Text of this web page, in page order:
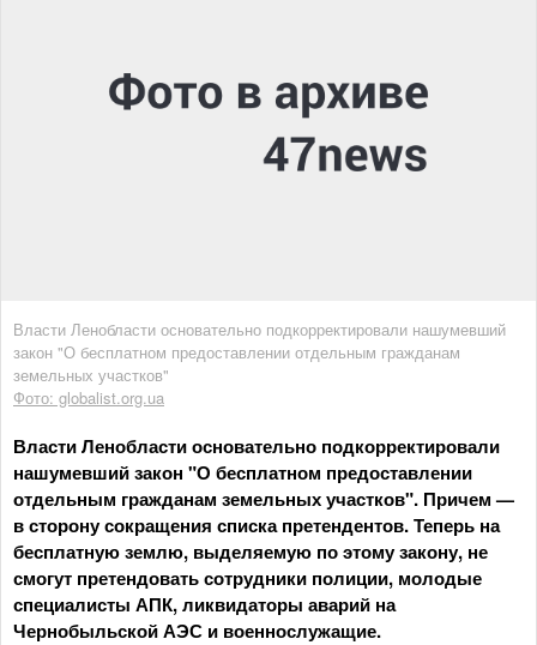
Власти Ленобласти основательно подкорректировали нашумевший
закон "О бесплатном предоставлении отдельным гражданам
земельных участков"
Фото: globalist.org.ua
Власти Ленобласти основательно подкорректировали
нашумевший закон "О бесплатном предоставлении
отдельным гражданам земельных участков". Причем —
в сторону сокращения списка претендентов. Теперь на
бесплатную землю, выделяемую по этому закону, не
смогут претендовать сотрудники полиции, молодые
специалисты АПК, ликвидаторы аварий на
Чернобыльской АЭС и военнослужащие.